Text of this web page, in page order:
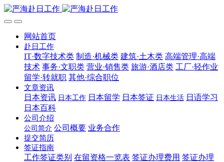
网站首页
赴日工作
IT·数字技术类 制造·机械类 建筑·土木类 高端管理·高端
技术 事务·文职类 营业·销售类 旅游·酒店类 工厂·轻作业
留学·转就职 其他·综合职位
文章资讯
日本资讯 日本工作 日本留学 日本签证 日本生活 日语学习
日本百科
公司介绍
公司简介 公司概要 业务合作
提交简历
签证指南
工作签证类别 在留资格一览表 签证办理费用 签证办理